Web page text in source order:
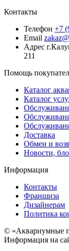
Контакты
Телефон +7
Email
Адрес
211
Помощь
Каталог
Каталог
Доставка
Обмен и
Новости,
Информация
Контакты
Франшиза
Дизайнерам
Политика
© «Аквариумные
Информация на